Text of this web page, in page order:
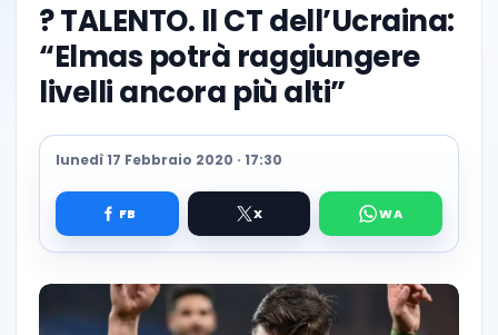
? TALENTO. Il CT dell’Ucraina:
“Elmas potrà raggiungere
livelli ancora più alti”
lunedì 17 Febbraio 2020 · 17:30